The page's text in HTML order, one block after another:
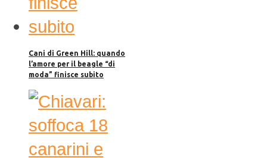
Cani di Green Hill: quando
l’amore per il beagle “di
moda” finisce subito